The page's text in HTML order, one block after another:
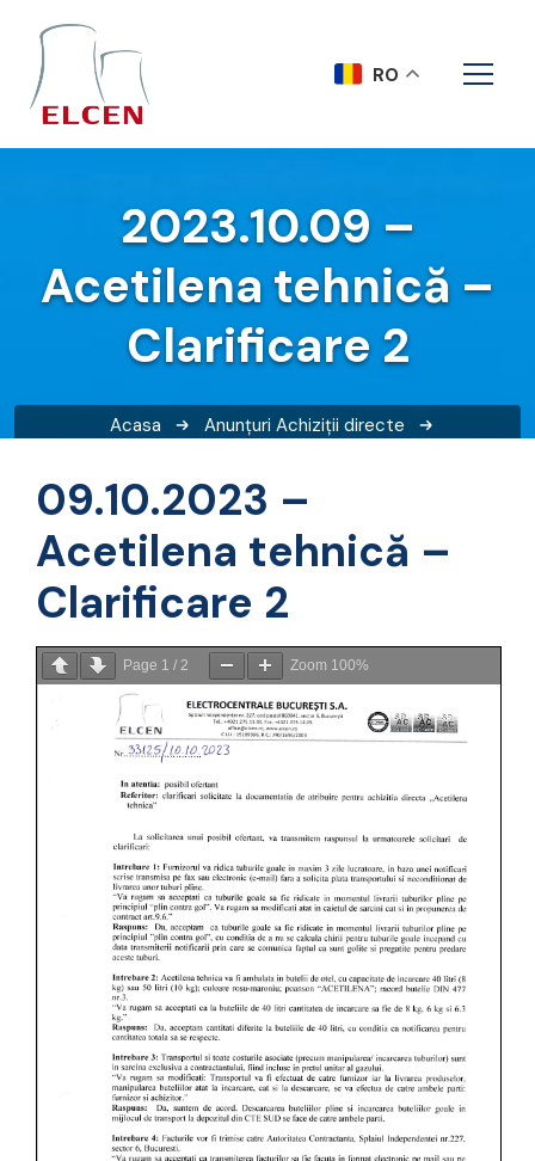
2023.10.09 –
Acetilena tehnică –
Clarificare 2
Acasa Anunțuri Achiziții directe
09.10.2023 –
Acetilena tehnică –
Clarificare 2
Page 1 / 2 Zoom 100%
RO